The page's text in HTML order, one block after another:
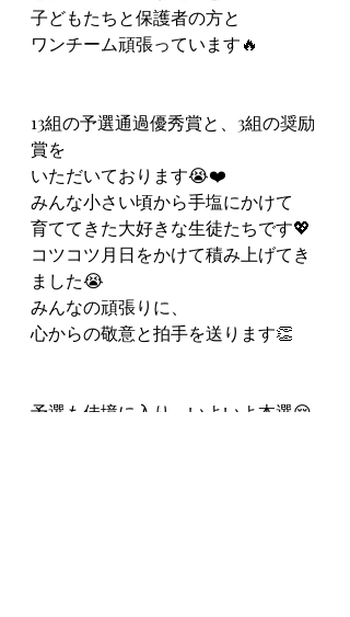
子どもたちと保護者の方と
ワンチーム頑張っています🔥
13組の予選通過優秀賞と、3組の奨励
賞を
いただいております😭❤️
みんな小さい頃から手塩にかけて
育ててきた大好きな生徒たちです💖
コツコツ月日をかけて積み上げてき
ました😭
みんなの頑張りに、
心からの敬意と拍手を送ります👏
予選も佳境に入り、いよいよ本選😌